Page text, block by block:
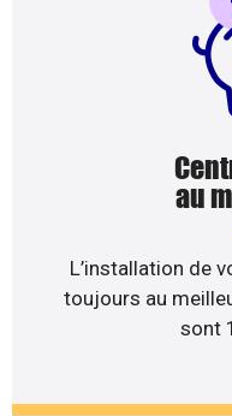
au
L’installation de
toujours au
sont